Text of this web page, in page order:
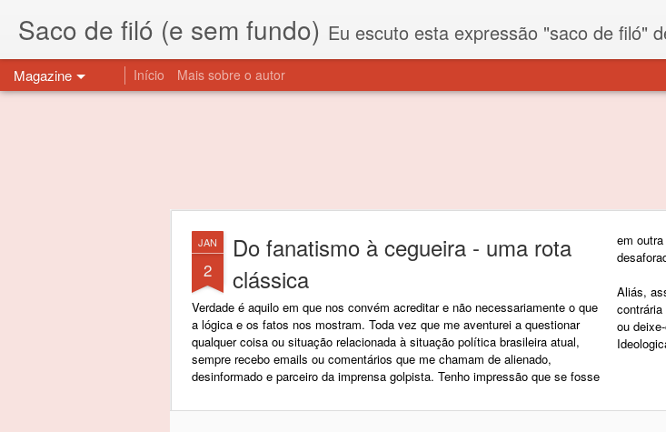
Saco de filó (e sem fundo) Eu escuto esta expressão "saco de filó" desde criança. Para quem não sabe, filó é um tecido todo furadinho e permite que um saco feito com ele,
Magazine Início Mais sobre o autor
JAN
2
Do fanatismo à cegueira - uma rota
clássica
Verdade é aquilo em que nos convém acreditar e não necessariamente o que
a lógica e os fatos nos mostram. Toda vez que me aventurei a questionar
qualquer coisa ou situação relacionada à situação política brasileira atual,
sempre recebo emails ou comentários que me chamam de alienado,
desinformado e parceiro da imprensa golpista. Tenho impressão que se fosse
em
Aliás,
ou